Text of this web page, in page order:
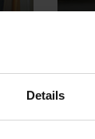
Details